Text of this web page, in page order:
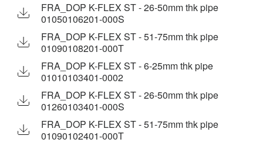
FRA_DOP K-FLEX ST - 26-50mm thk pipe
01050106201-000S
FRA_DOP K-FLEX ST - 51-75mm thk pipe
01090108201-000T
FRA_DOP K-FLEX ST - 6-25mm thk pipe
01010103401-0002
FRA_DOP K-FLEX ST - 26-50mm thk pipe
01260103401-000S
FRA_DOP K-FLEX ST - 51-75mm thk pipe
01090102401-000T